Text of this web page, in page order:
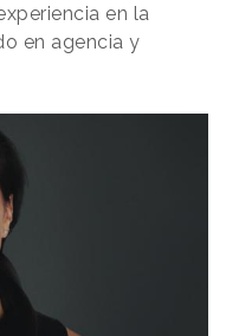
en la
en agencia y